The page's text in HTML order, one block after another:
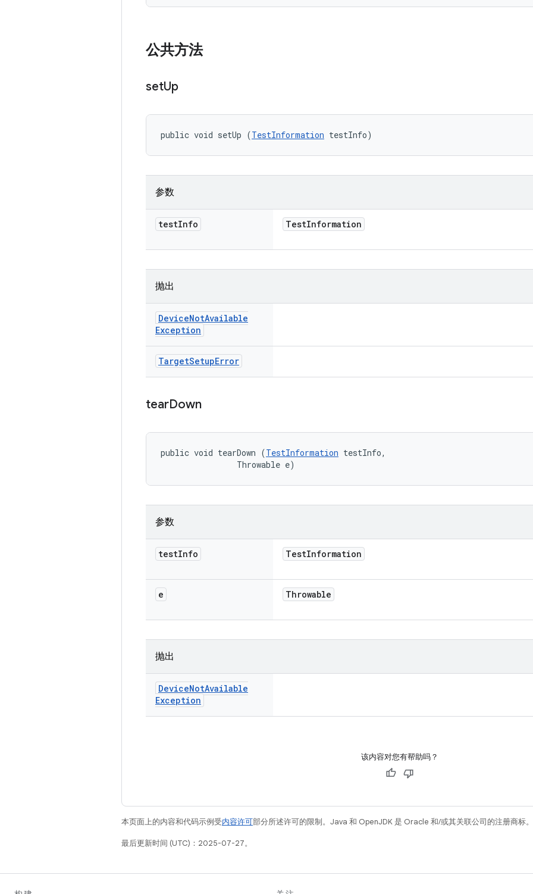
公共方法
setUp
public void setUp (TestInformation testInfo)
参数
testInfo TestInformation
抛出
DeviceNotAvailable
Exception
TargetSetupError
tearDown
public void tearDown (TestInformation testInfo,
                Throwable e)
参数
testInfo TestInformation
e Throwable
抛出
DeviceNotAvailable
Exception
该内容对您有帮助吗？
本页面上的内容和代码示例受内容许可部分所述许可的限制。Java 和 OpenJDK 是 Oracle 和/或其关联公司的注册商标。
最后更新时间 (UTC)：2025-07-27。